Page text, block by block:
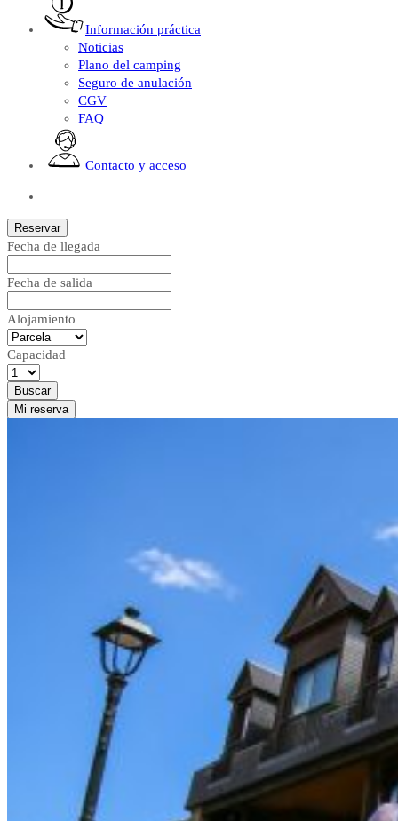
Información práctica
Noticias
Plano del camping
Seguro de anulación
CGV
FAQ
Contacto y acceso
Reservar
Fecha de llegada
Fecha de salida
Alojamiento
Capacidad